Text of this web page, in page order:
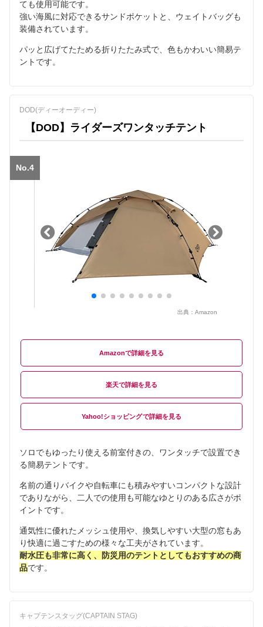
ても使用可能です。
強い海風に対応できるサンドポケットと、ウェイトバッグも
装備されています。
パッと広げてたためる折りたたみ式で、色もかわいい簡易テ
ントです。
DOD(ディーオーディー)
【DOD】ライダーズワンタッチテント
No.4
出典： Amazon
Amazon
楽天
Yahoo!ショッピング
ソロでもゆったり使える前室付きの、ワンタッチで設置でき
る簡易テントです。
名前の通りバイクや自転車にも積みやすいコンパクトな設計
でありながら、二人での使用も可能なゆとりのある広さがポ
イントです。
通気性に優れたメッシュ使用や、換気しやすい大型の窓もあ
り快適に過ごすための様々な工夫がされています。
耐水圧も非常に高く、防災用のテントとしてもおすすめの商
品です。
キャプテンスタッグ(CAPTAIN STAG)